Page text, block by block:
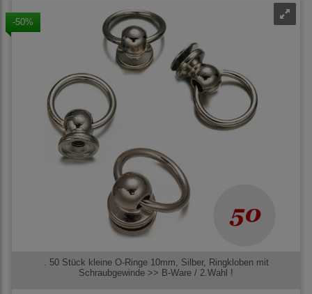
-50%
. 50 Stück kleine O-Ringe 10mm, Silber, Ringkloben mit
Schraubgewinde >> B-Ware / 2.Wahl !